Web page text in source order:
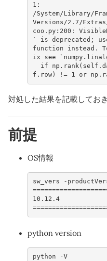
1:
/System/Library/
Versions/2.7/
coo.py:200:
` is deprecated;
function instead.
ix see
f.row) != 1 or
対処した結果を記載しておき
前提
OS情報
sw_vers -
10.12.4
python version
python -V